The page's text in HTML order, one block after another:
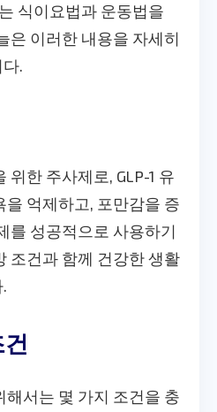
식이요법과 운동법을
은 이러한 내용을 자세히
.
위한 주사제로, GLP-1 유
억제하고, 포만감을 증
를 성공적으로 사용하기
조건과 함께 건강한 생활
서는 몇 가지 조건을 충